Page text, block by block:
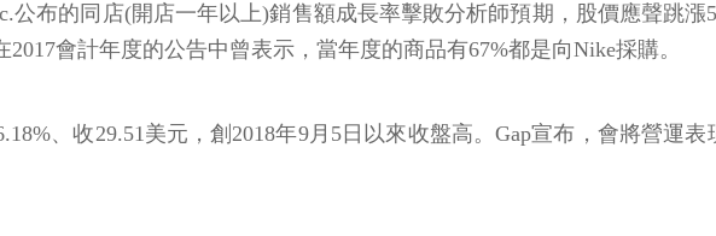
公布的同店(開店一年以上)銷售額成長率擊敗分析師預期，股價應聲跳漲
會計年度的公告中曾表示，當年度的商品有67%都是向Nike採購。
、收29.51美元，創2018年9月5日以來收盤高。Gap宣布，會將營運